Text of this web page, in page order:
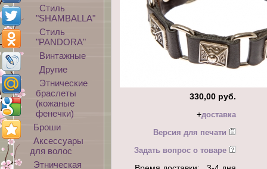
330,00 руб.
+доставка
Версия для печати
Задать вопрос о товаре
Стиль
"SHAMBALLA"
Стиль
"PANDORA"
Винтажные
Другие
Этнические
браслеты
(кожаные
фенечки)
Броши
Аксессуары
для волос
Этническая